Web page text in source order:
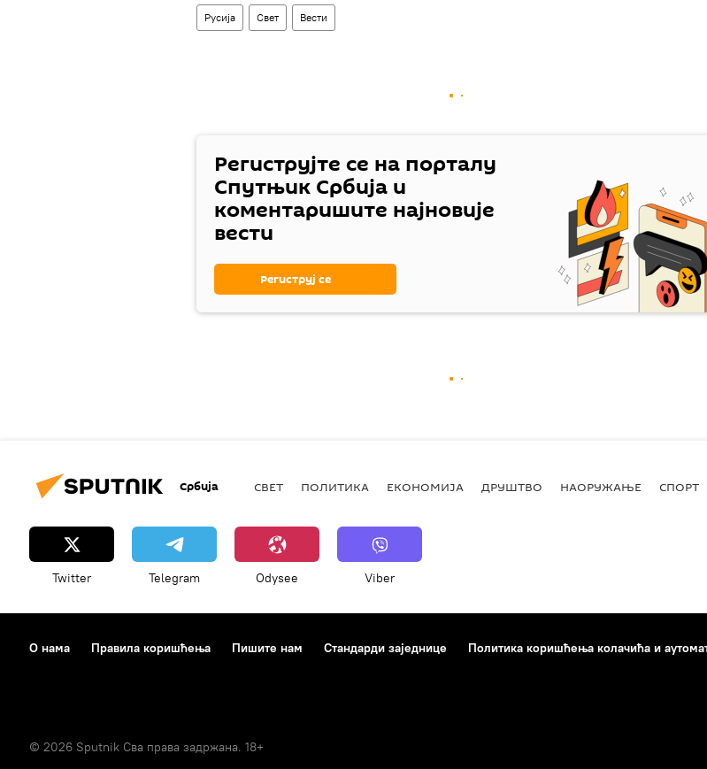
Русија Свет Вести
Региструјте се на порталу
Спутњик Србија и
коментаришите најновије
вести
Региструј се
Србија СВЕТ ПОЛИТИКА ЕКОНОМИЈА ДРУШТВО НАОРУЖАЊЕ СПОРТ
Twitter Telegram Odysee Viber
О нама Правила коришћења Пишите нам Стандарди заједнице Политика коришћења колачића и
© 2026 Sputnik Сва права задржана. 18+